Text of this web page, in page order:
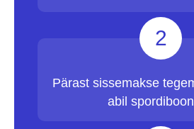
2
Pärast sissemakse
abil